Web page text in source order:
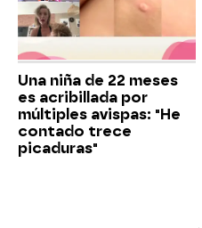
Una niña de 22 meses
es acribillada por
múltiples avispas: "He
contado trece
picaduras"